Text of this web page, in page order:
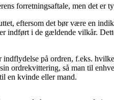
forretningsaftale, men det er
eftersom det bør være en
indført i de gældende vilkår.
på ordren, f.eks.
ordrekvittering, så man til
en kvinde eller mand.